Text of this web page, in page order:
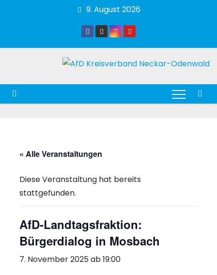
9. August 2026
« Alle Veranstaltungen
Diese Veranstaltung hat bereits
stattgefunden.
AfD-Landtagsfraktion:
Bürgerdialog in Mosbach
7. November 2025 ab 19:00